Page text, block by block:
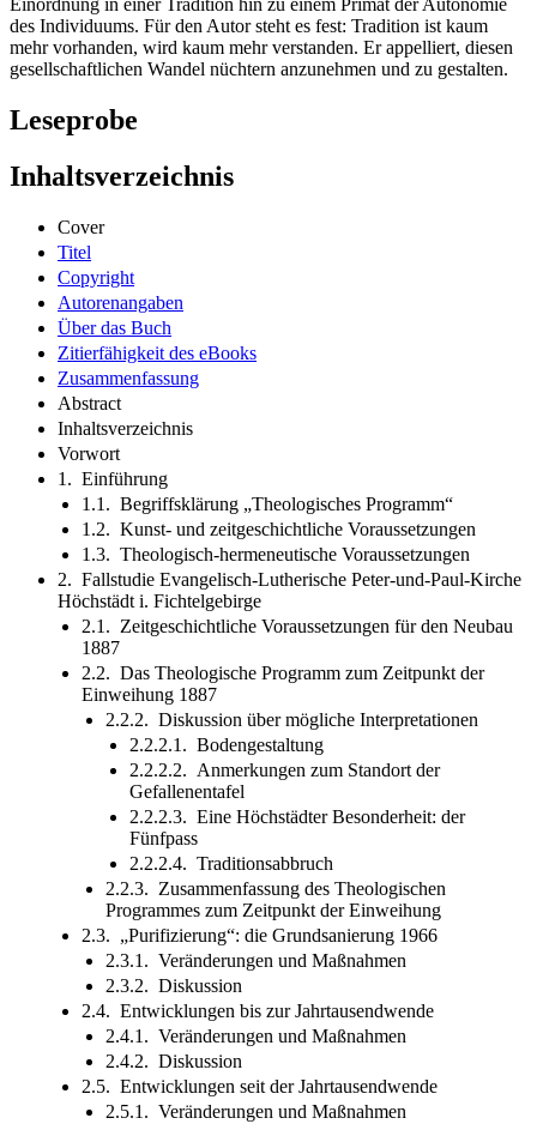
Einordnung in einer Tradition hin zu einem Primat der Autonomie
des Individuums. Für den Autor steht es fest: Tradition ist kaum
mehr vorhanden, wird kaum mehr verstanden. Er appelliert, diesen
gesellschaftlichen Wandel nüchtern anzunehmen und zu gestalten.
Leseprobe
Inhaltsverzeichnis
Cover
Titel
Copyright
Autorenangaben
Über das Buch
Zitierfähigkeit des eBooks
Zusammenfassung
Abstract
Inhaltsverzeichnis
Vorwort
1. Einführung
1.1. Begriffsklärung „Theologisches Programm“
1.2. Kunst- und zeitgeschichtliche Voraussetzungen
1.3. Theologisch-hermeneutische Voraussetzungen
2. Fallstudie Evangelisch-Lutherische Peter-und-Paul-Kirche
Höchstädt i. Fichtelgebirge
2.1. Zeitgeschichtliche Voraussetzungen für den Neubau
1887
2.2. Das Theologische Programm zum Zeitpunkt der
Einweihung 1887
2.2.2. Diskussion über mögliche Interpretationen
2.2.2.1. Bodengestaltung
2.2.2.2. Anmerkungen zum Standort der
Gefallenentafel
2.2.2.3. Eine Höchstädter Besonderheit: der
Fünfpass
2.2.2.4. Traditionsabbruch
2.2.3. Zusammenfassung des Theologischen
Programmes zum Zeitpunkt der Einweihung
2.3. „Purifizierung“: die Grundsanierung 1966
2.3.1. Veränderungen und Maßnahmen
2.3.2. Diskussion
2.4. Entwicklungen bis zur Jahrtausendwende
2.4.1. Veränderungen und Maßnahmen
2.4.2. Diskussion
2.5. Entwicklungen seit der Jahrtausendwende
2.5.1. Veränderungen und Maßnahmen